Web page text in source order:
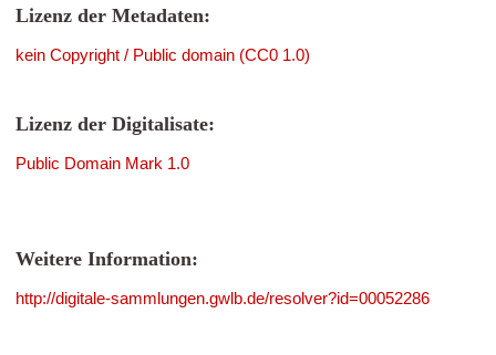
Lizenz der Metadaten:
kein Copyright / Public domain (CC0 1.0)
Lizenz der Digitalisate:
Public Domain Mark 1.0
Weitere Information:
http://digitale-sammlungen.gwlb.de/resolver?id=00052286